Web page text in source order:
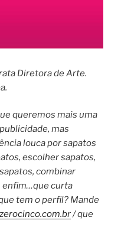
Diretora de Arte.
queremos mais uma
mas
louca por sapatos
escolher sapatos,
combinar
enfim…que curta
tem o perfil? Mande
/ que